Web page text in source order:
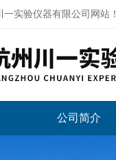
实验仪器有限公司网站！
公司简介